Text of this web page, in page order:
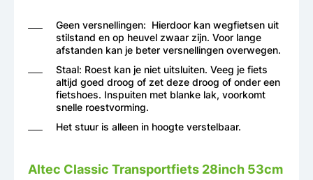
Geen versnellingen: Hierdoor kan wegfietsen uit
stilstand en op heuvel zwaar zijn. Voor lange
afstanden kan je beter versnellingen overwegen.
Staal: Roest kan je niet uitsluiten. Veeg je fiets
altijd goed droog of zet deze droog of onder een
fietshoes. Inspuiten met blanke lak, voorkomt
snelle roestvorming.
Het stuur is alleen in hoogte verstelbaar.
Altec Classic Transportfiets 28inch 53cm